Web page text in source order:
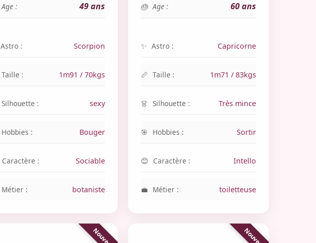
Age : 49 ans
Astro : Scorpion
Taille : 1m91 / 70kgs
Silhouette : sexy
Hobbies : Bouger
Caractère : Sociable
Métier : botaniste
Age : 60 ans
Astro : Capricorne
Taille : 1m71 / 83kgs
Silhouette : Très mince
Hobbies : Sortir
Caractère : Intello
Métier : toiletteuse